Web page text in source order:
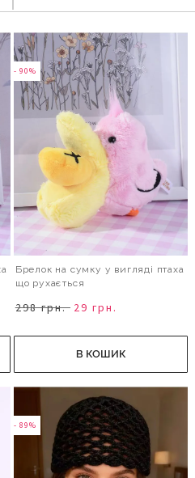
- 90%
Брелок на сумку у вигляді птаха
що рухається
298 грн. 29 грн.
В КОШИК
- 89%